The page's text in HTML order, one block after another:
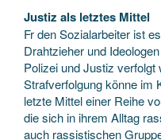
Justiz als letztes Mittel
Fr den Sozialarbeiter ist
Drahtzieher und
Polizei und Justiz
Strafverfolgung könne im
letzte Mittel einer Reihe
die sich in ihrem Alltag
auch rassistischen